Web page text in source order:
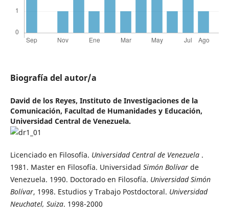
Biografía del autor/a
David de los Reyes, Instituto de Investigaciones de la
Comunicación, Facultad de Humanidades y Educación,
Universidad Central de Venezuela.
Licenciado en Filosofía. Universidad Central de Venezuela .
1981. Master en Filosofía. Universidad Simón Bolívarde
Venezuela. 1990. Doctorado en Filosofía. Universidad Simón
Bolívar, 1998. Estudios y Trabajo Postdoctoral. Universidad
Neuchatel, Suiza. 1998-2000